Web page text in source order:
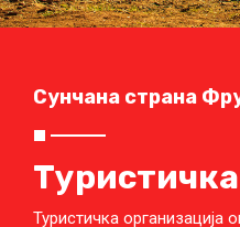
Сунчана страна
Туристичка организација